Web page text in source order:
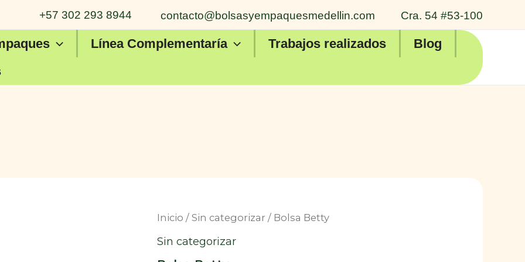
+57 302 293 8944 contacto@bolsasyempaquesmedellin.com Cra. 54 #53-100
Línea Complementaría Trabajos realizados
Blog
Inicio / Sin categorizar/ Bolsa Betty
Sin categorizar